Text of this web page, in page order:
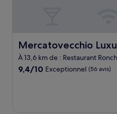
Mercatovecchio
Mercatovecchio Luxury
À 13,6 km de : Restaurant
9.4
9,4/10 Exceptionnel (56 avis)